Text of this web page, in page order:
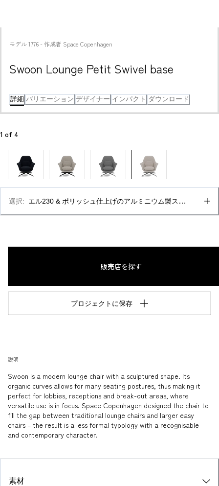
モデル1776 - 作成者 Space Copenhagen
Swoon Lounge Petit Swivel base
詳細 バリエーション デザイナー インパクト ダウンロード
1 of 4
説明
Swoon is a modern lounge chair with a sculptured shape. Its
organic curves allows for many seating postures, thus making it
perfect for lobbies, receptions and break-out areas, where
versatile use is in focus. Space Copenhagen designed the chair to
fill the gap between traditional lounge chairs and larger easy
chairs – the result is a less formal typology with a recognisable
and contemporary character.
選択:
エル230 & ポリッシュ仕上げのアルミニウム製スイ
販売店を探す
プロジェクトに保存
素材